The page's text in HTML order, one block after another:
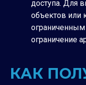
доступа. Для
объектов или
ограничение
КАК